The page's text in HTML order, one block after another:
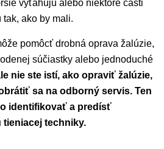
vyťahujú alebo niektoré časti
ako by mali.
pomôcť drobná oprava žalúzie,
súčiastky alebo jednoduché
nie ste istí, ako opraviť žalúzie,
sa na odborný servis. Ten
identifikovať a predísť
techniky.